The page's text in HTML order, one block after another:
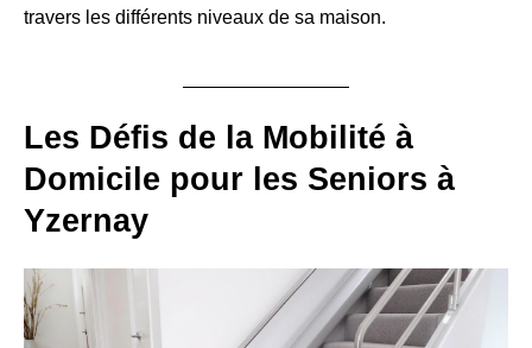
travers les différents niveaux de sa maison.
Les Défis de la Mobilité à
Domicile pour les Seniors à
Yzernay